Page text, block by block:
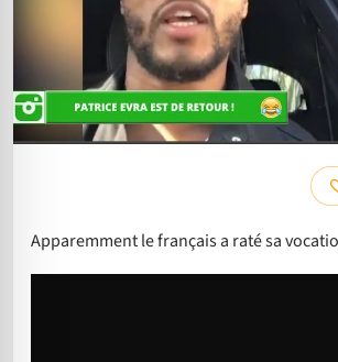
Apparemment le français a raté sa